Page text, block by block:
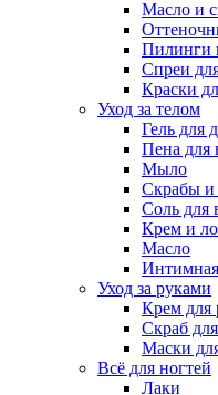
Масло и
Пилинги
Спреи
Краски
Уход за телом
Гель для
Пена для
Мыло
Скрабы и
Соль для
Крем и
Масло
Уход за руками
Крем для
Скраб
Маски
Всё для ногтей
Лаки